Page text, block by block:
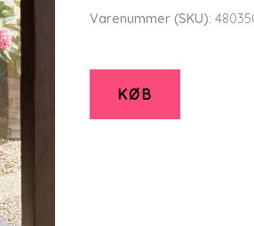
Light
Varenummer (SKU):
KØB